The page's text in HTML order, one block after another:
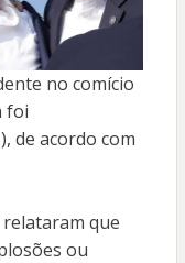
no comício
foi
de acordo com
que
ou